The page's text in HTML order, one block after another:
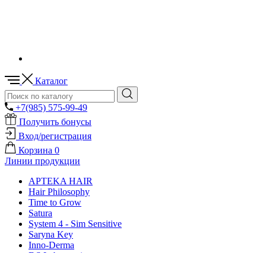
Каталог
+7(985) 575-99-49
Получить бонусы
Вход/регистрация
Корзина 0
Линии продукции
APTEKA HAIR
Hair Philosophy
Time to Grow
Satura
System 4 - Sim Sensitive
Saryna Key
Inno-Derma